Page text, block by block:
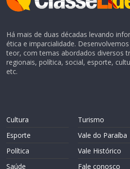
Há mais de duas décadas levando
ética e imparcialidade.
teor, com temas abordados diversos
regionais, política, social, esporte,
etc.
Cultura
Esporte
Política
Saúde
Turismo
Vale do Paraíba
Vale Histórico
Fale conosco